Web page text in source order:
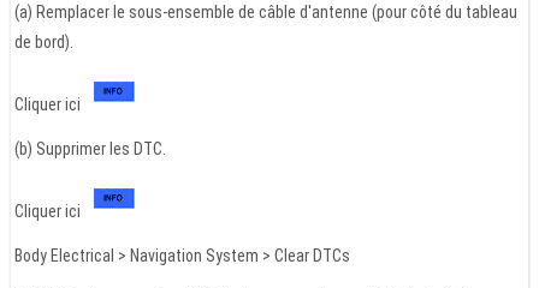
(a) Remplacer le sous-ensemble de câble d'antenne (pour côté du tableau
de bord).
Cliquer ici
(b) Supprimer les DTC.
Cliquer ici
Body Electrical > Navigation System > Clear DTCs